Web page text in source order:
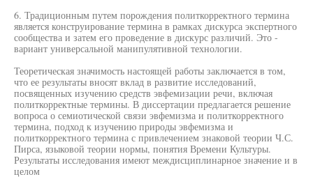
6. Традиционным путем порождения политкорректного термина
является конструирование термина в рамках дискурса экспертного
сообщества и затем его проведение в дискурс различий. Это -
вариант универсальной манипулятивной технологии.
Теоретическая значимость настоящей работы заключается в том,
что ее результаты вносят вклад в развитие исследований,
посвященных изучению средств эвфемизации речи, включая
политкорректные термины. В диссертации предлагается решение
вопроса о семиотической связи эвфемизма и политкорректного
термина, подход к изучению природы эвфемизма и
политкорректного термина с привлечением знаковой теории Ч.С.
Пирса, языковой теории нормы, понятия Времени Культуры.
Результаты исследования имеют междисциплинарное значение и в
целом